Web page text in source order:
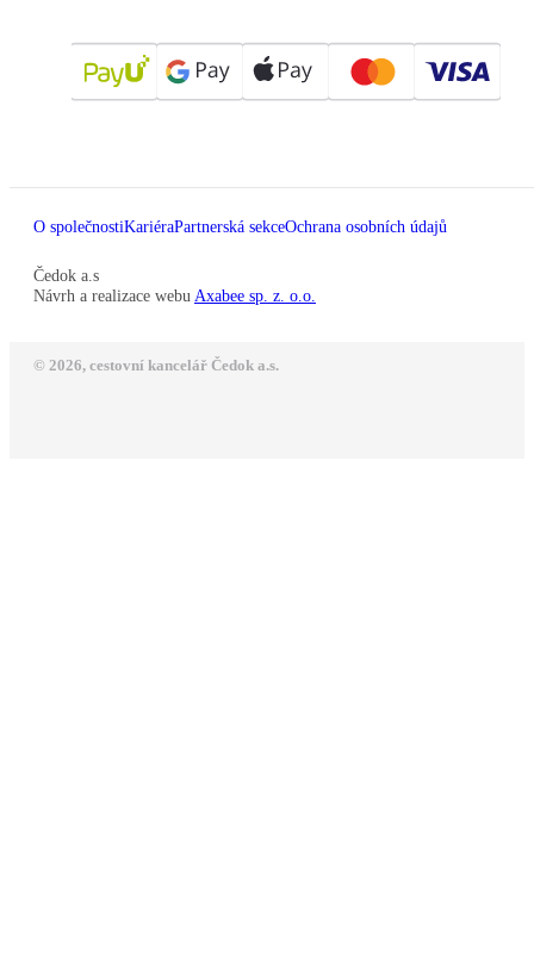
O společnostiKariéraPartnerská sekceOchrana osobních údajů
Čedok a.s
Návrh a realizace webu Axabee sp. z. o.o.
© 2026, cestovní kancelář Čedok a.s.